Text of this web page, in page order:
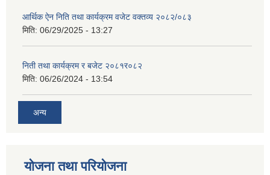
आर्थिक ऐन निति तथा कार्यक्रम वजेट वक्तव्य २०८२/०८३
मिति: 06/29/2025 - 13:27
निती तथा कार्यक्रम र बजेट २०८१र०८२
मिति: 06/26/2024 - 13:54
अन्य
योजना तथा परियोजना